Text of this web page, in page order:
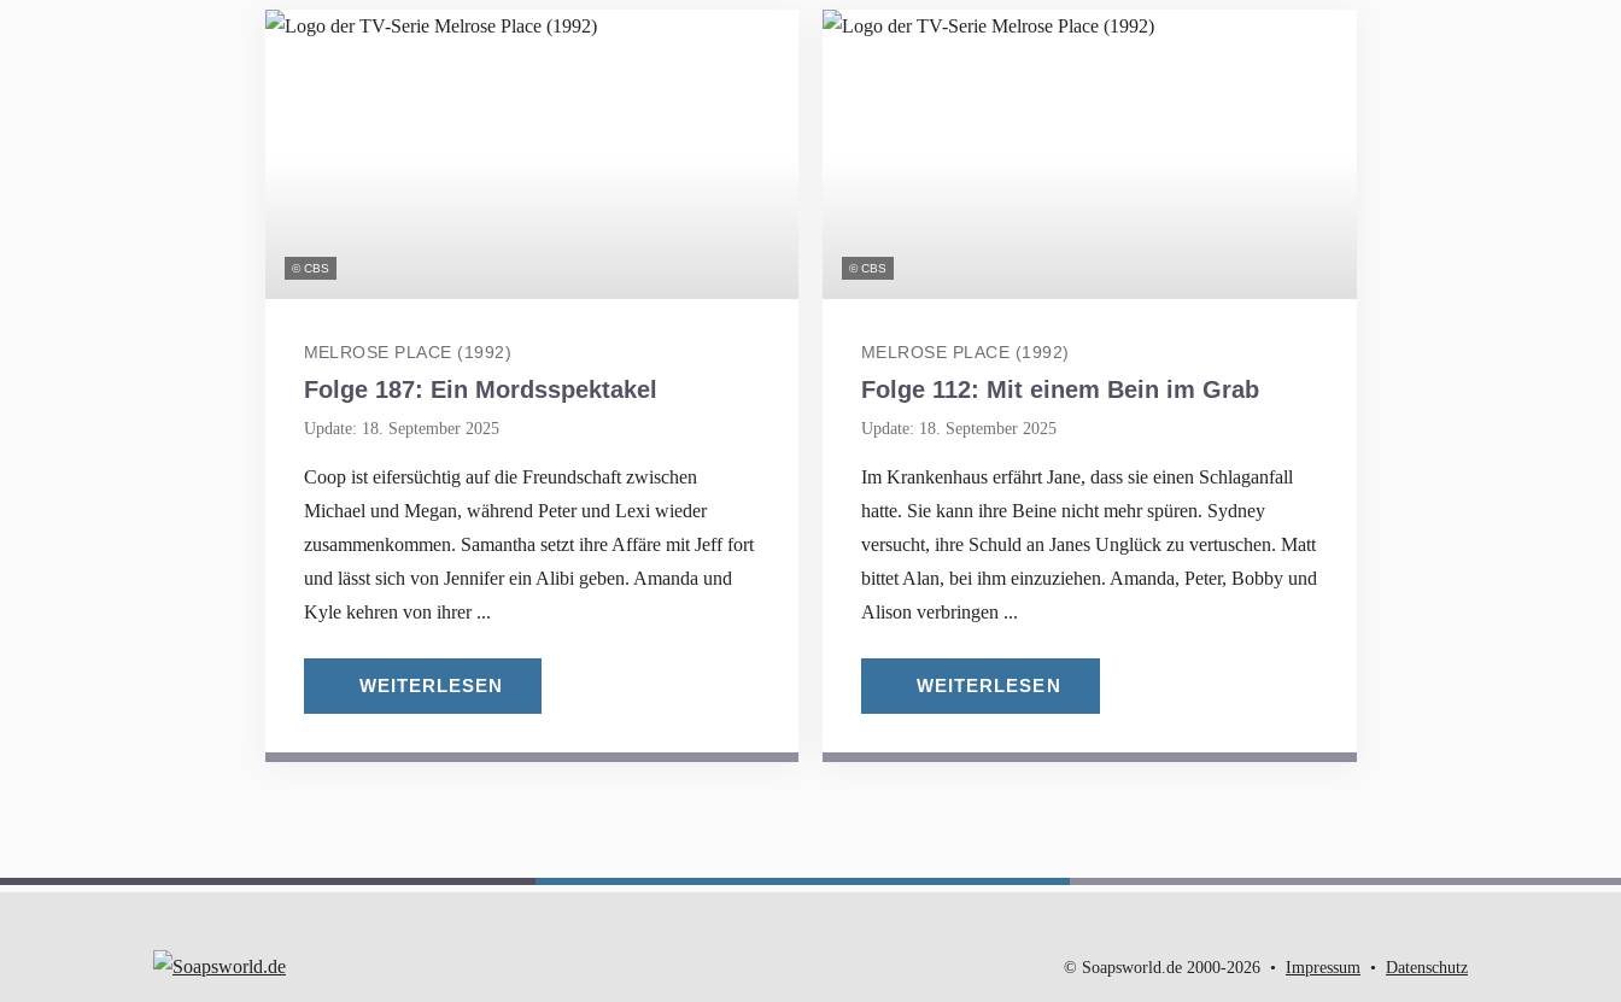
© CBS
MELROSE PLACE (1992)
Folge 187: Ein Mordsspektakel
Update: 18. September 2025
Coop ist eifersüchtig auf die Freundschaft zwischen
Michael und Megan, während Peter und Lexi wieder
zusammenkommen. Samantha setzt ihre Affäre mit Jeff fort
und lässt sich von Jennifer ein Alibi geben. Amanda und
Kyle kehren von ihrer ...
WEITERLESEN
© CBS
MELROSE PLACE (1992)
Folge 112: Mit einem Bein im Grab
Update: 18. September 2025
Im Krankenhaus erfährt Jane, dass sie einen Schlaganfall
hatte. Sie kann ihre Beine nicht mehr spüren. Sydney
versucht, ihre Schuld an Janes Unglück zu vertuschen. Matt
bittet Alan, bei ihm einzuziehen. Amanda, Peter, Bobby und
Alison verbringen ...
WEITERLESEN
© Soapsworld.de 2000-2026 Impressum Datenschutz